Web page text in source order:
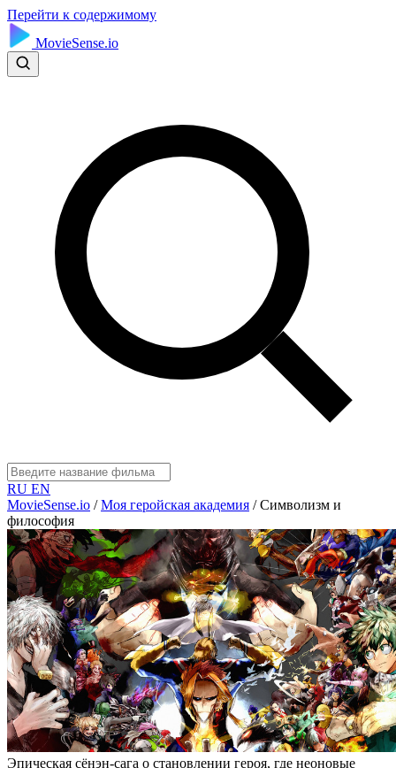
Перейти к содержимому
MovieSense.io
RU EN
MovieSense.io / Моя геройская академия / Символизм и
философия
Эпическая сёнэн-сага о становлении героя, где неоновые